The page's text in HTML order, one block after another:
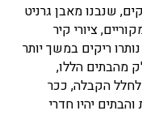
שנבנו מאבן גרניט
ציורי קיר
ריקים במשך יותר
מהבתים הללו,
הקבלה, ככר
יהיו חדרי